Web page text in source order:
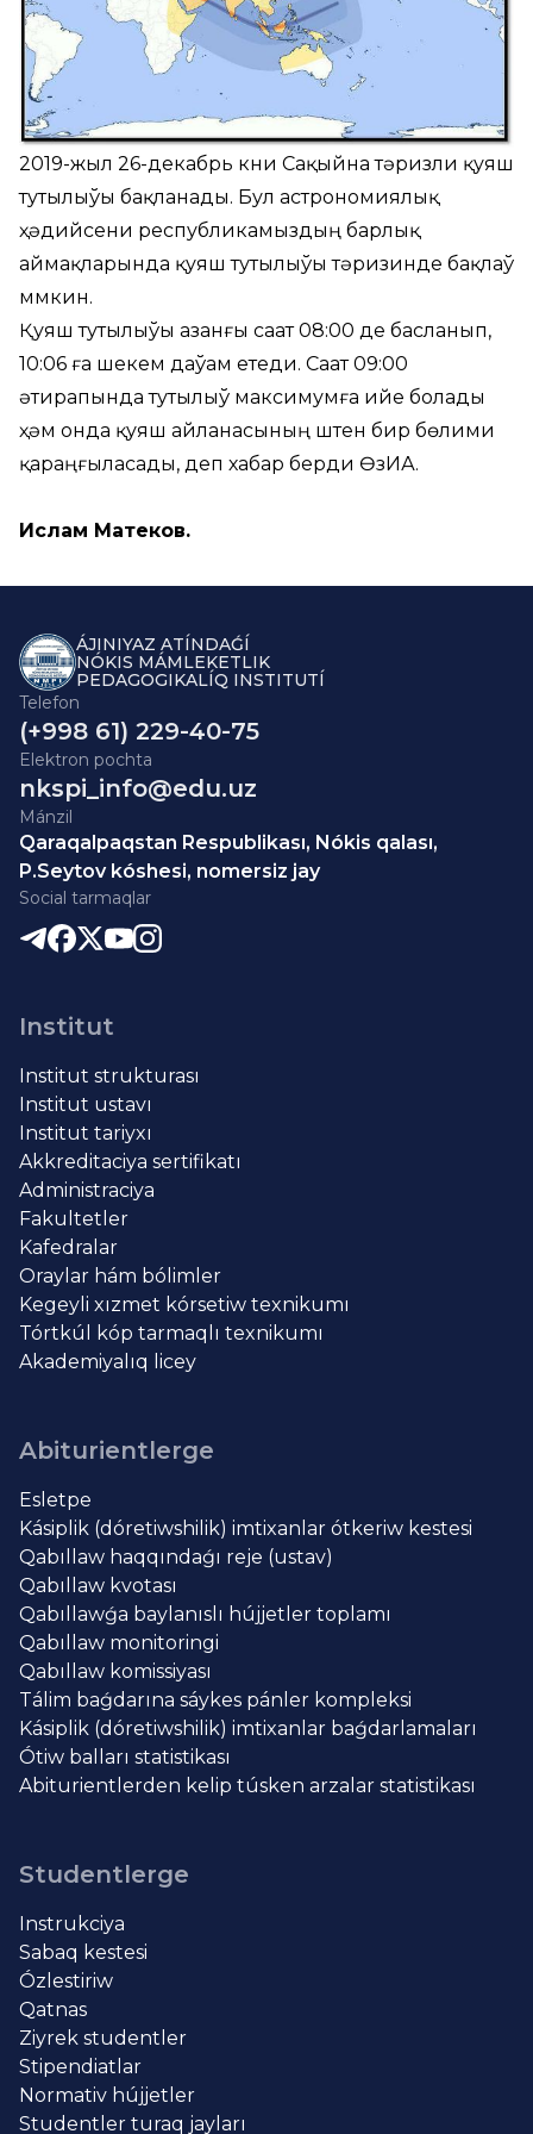
2019-жыл 26-декабрь күни Сақыйна тәризли қуяш
тутылыўы бақланады. Бул астрономиялық
ҳәдийсени республикамыздың барлық
аймақларында қуяш тутылыўы тәризинде бақлаў
мүмкин.
Қуяш тутылыўы азанғы саат 08:00 де басланып,
10:06 ға шекем даўам етеди. Саат 09:00
әтирапында тутылыў максимумға ийе болады
ҳәм онда қуяш айланасының үштен бир бөлими
қараңғыласады, деп хабар берди ӨзИА.
Ислам Матеков.
ÁJINIYAZ ATÍNDAǴÍ
NÓKIS MÁMLEKETLIK
PEDAGOGIKALÍQ INSTITUTÍ
Telefon
(+998 61) 229-40-75
Elektron pochta
nkspi_info@edu.uz
Mánzil
Qaraqalpaqstan Respublikası, Nókis qalası,
P.Seytov kóshesi, nomersiz jay
Social tarmaqlar
Institut
Institut strukturası
Institut ustavı
Institut tariyxı
Akkreditaciya sertifikatı
Administraciya
Fakultetler
Kafedralar
Oraylar hám bólimler
Kegeyli xızmet kórsetiw texnikumı
Tórtkúl kóp tarmaqlı texnikumı
Akademiyalıq licey
Abiturientlerge
Esletpe
Kásiplik (dóretiwshilik) imtixanlar ótkeriw kestesi
Qabıllaw haqqındaǵı reje (ustav)
Qabıllaw kvotası
Qabıllawǵa baylanıslı hújjetler toplamı
Qabıllaw monitoringi
Qabıllaw komissiyası
Tálim baǵdarına sáykes pánler kompleksi
Kásiplik (dóretiwshilik) imtixanlar baǵdarlamaları
Ótiw balları statistikası
Abiturientlerden kelip túsken arzalar statistikası
Studentlerge
Instrukciya
Sabaq kestesi
Ózlestiriw
Qatnas
Ziyrek studentler
Stipendiatlar
Normativ hújjetler
Studentler turaq jayları